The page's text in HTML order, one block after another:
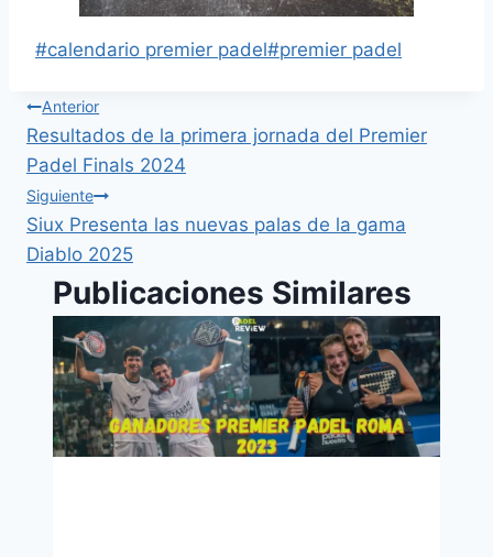
#calendario premier padel#premier padel
Anterior
Resultados de la primera jornada del Premier
Padel Finals 2024
Siguiente
Siux Presenta las nuevas palas de la gama
Diablo 2025
Publicaciones Similares